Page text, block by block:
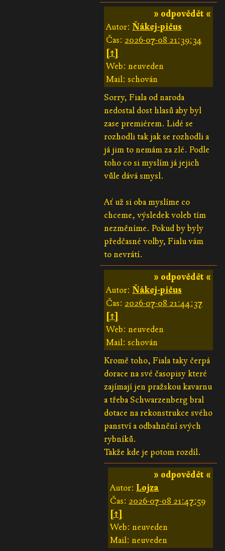
» odpovědět «
Autor:Ňákej-pičus
Čas: 2026-07-08 21:39:34
[↑]
Web: neuveden
Mail: schován
Sorry, Fiala od naroda
nedostal dost hlasů aby byl
zase premiérem. Lidé se
rozhodli tak jak se rozhodli a
já jim to nemám za zlé. Podle
toho co si myslím já jejich
vůle dává smysl.
Ať už si oba myslíme co
chceme, výsledek voleb tím
nezměníme. Pokud by byly
předčasné volby, Fialu vám
to nevrátí.
» odpovědět «
Autor:Ňákej-pičus
Čas: 2026-07-08 21:44:37
[↑]
Web: neuveden
Mail: schován
Kromě toho, Fiala taky čerpá
dorace na své časopisy které
zajímají jen pražskou kavarnu
a třeba Schwarzenberg bral
dotace na rekonstrukce svého
panství a odbahnění svých
rybníků.
Takže kde je potom rozdíl.
» odpovědět «
Autor:Lojza
Čas: 2026-07-08 21:47:59
[↑]
Web: neuveden
Mail: neuveden